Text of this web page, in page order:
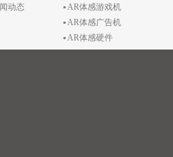
动态
▪ AR体感游戏机
▪ AR体感广告机
▪ AR体感硬件